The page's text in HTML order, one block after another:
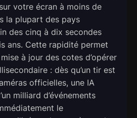
votre écran à moins de
la plupart des pays
des cinq à dix secondes
ans. Cette rapidité permet
à jour des cotes d’opérer
: dès qu’un tir est
officielles, une IA
milliard d’événements
le